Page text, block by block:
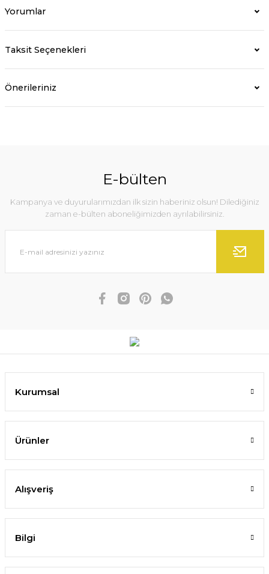
Yorumlar
Taksit Seçenekleri
Önerileriniz
E-bülten
Kampanya ve duyurularımızdan ilk sizin haberiniz olsun! Dilediğiniz
zaman e-bülten aboneliğimizden ayrılabilirsiniz.
Kurumsal
Ürünler
Alışveriş
Bilgi